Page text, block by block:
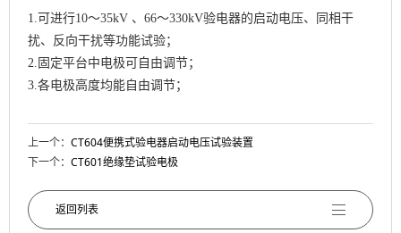
1.可进行10～35kV 、66～330kV验电器的启动电压、同相干
扰、反向干扰等功能试验；
2.固定平台中电极可自由调节；
3.各电极高度均能自由调节；
上一个： CT604便携式验电器启动电压试验装置
下一个： CT601绝缘垫试验电极
返回列表